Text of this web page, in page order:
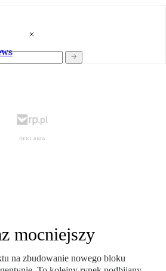
mocniejszy
na zbudowanie nowego bloku